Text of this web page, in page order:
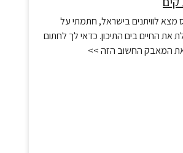
מצא לוויתנים בישראל, חתמתי על
את החיים בים התיכון. כדאי לך לחתום
המאבק החשוב הזה >>